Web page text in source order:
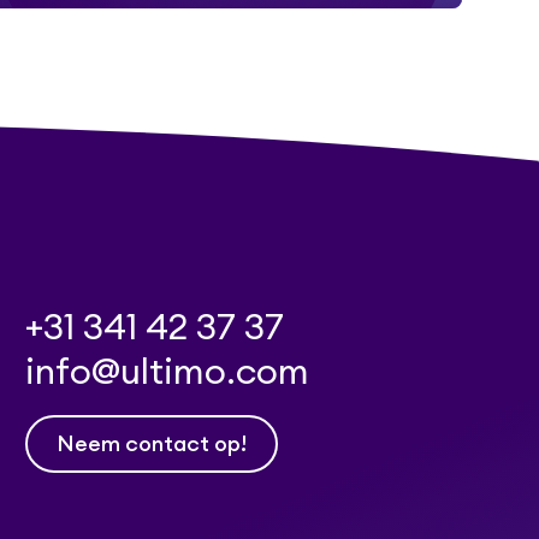
+31 341 42 37 37
info@ultimo.com
Neem contact op!